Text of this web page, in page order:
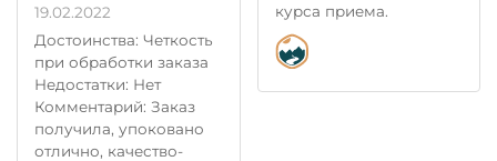
19.02.2022
Достоинства: Четкость
при обработки заказа
Недостатки: Нет
Комментарий: Заказ
получила, упоковано
отлично, качество-
курса приема.